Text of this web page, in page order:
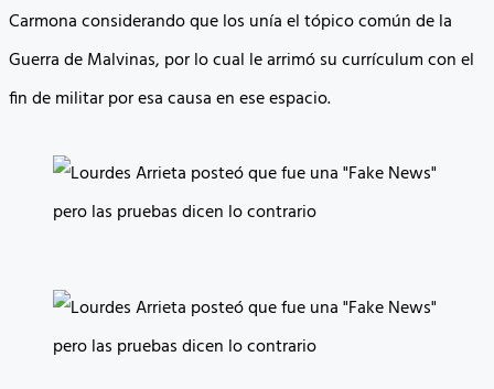
Carmona considerando que los unía el tópico común de la
Guerra de Malvinas, por lo cual le arrimó su currículum con el
fin de militar por esa causa en ese espacio.